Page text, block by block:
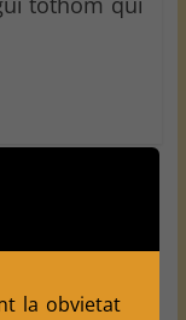
2022
Ronda 1
la obvietat